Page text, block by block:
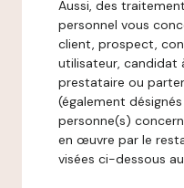
Aussi, des
personnel vous
client, prospect,
utilisateur, candidat
prestataire ou
(également
personne(s)
en œuvre par le
visées ci-dessous